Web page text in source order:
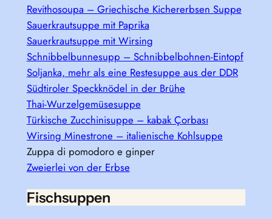
Revithosoupa – Griechische Kichererbsen Suppe
Sauerkrautsuppe mit Paprika
Sauerkrautsuppe mit Wirsing
Schnibbelbunnesupp – Schnibbelbohnen-Eintopf
Soljanka, mehr als eine Restesuppe aus der DDR
Südtiroler Speckknödel in der Brühe
Thai-Wurzelgemüsesuppe
Türkische Zucchinisuppe – kabak Çorbası
Wirsing Minestrone – italienische Kohlsuppe
Zuppa di pomodoro e ginper
Zweierlei von der Erbse
Fischsuppen